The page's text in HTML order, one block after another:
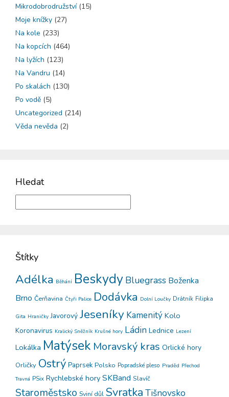
Mikrodobrodružství(15)
Moje knížky (27)
Na kole (233)
Na kopcích (464)
Na lyžích (123)
Na Vandru (14)
Po skalách (130)
Po vodě (5)
Uncategorized (214)
Věda nevěda (2)
Hledat
Štítky
Adélka Běhání Beskydy Bluegrass Boženka
Brno Čerňavina Čtyři Palice Dodávka Dolní Loučky Drátník Filipka
Gita Hraničky Javorový Jeseníky Kamenitý Kolo
Koronavirus Kralický Sněžník Krušné hory Ládin Lednice Lezení
Lokálka Matýsek Moravský kras Orlické hory
Orličky Ostrý Paprsek Polsko Popradské pleso Praděd Přechod
Travná PSix Rychlebské hory SKBand Slavíč
Staroměstsko Sviní důl Svratka Tišnovsko